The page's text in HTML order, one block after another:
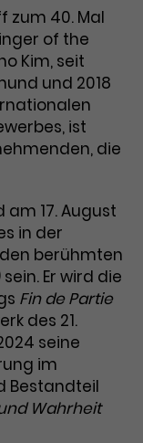
Analytics
einmal
gesetzt ist,
um
und
zum 40. Mal
of the
Kim, seit
und 2018
ist
die
17. August
in der
den berühmten
Er wird die
Fin de Partie
des 21.
seine
im
Bestandteil
Wahrheit